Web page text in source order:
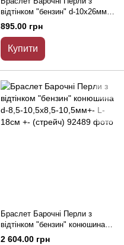
відтінком "бензин" d-10х26мм+-
L-18см +- (стрейч)
895.00 грн
Купити
Браслет Барочні Перли з
відтінком "бензин" конюшина d-
8,5-10,5х8,5-10,5мм+- L-18см +-
2 604.00 грн